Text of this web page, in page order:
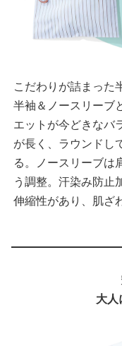
こだわりが詰まった
半袖＆ノースリーブ
エットが今どきなバ
が長く、ラウンドし
る。ノースリーブは
う調整。汗染み防止
伸縮性があり、肌ざ
大人